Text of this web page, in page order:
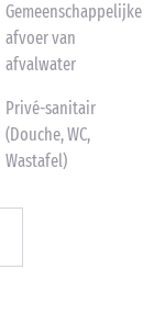
Gemeenschappelijke
afvoer van
afvalwater
Privé-sanitair
(Douche, WC,
Wastafel)